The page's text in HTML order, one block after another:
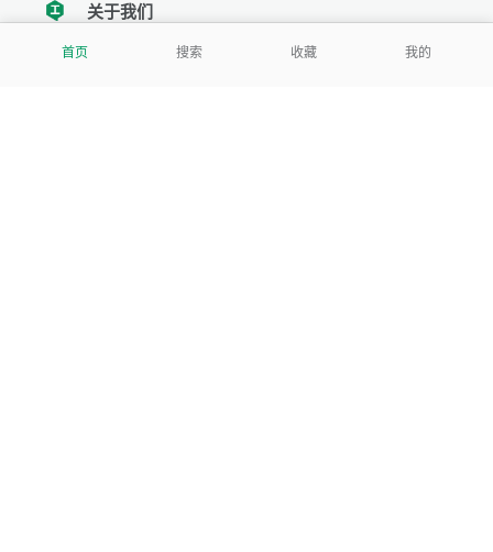
首页 搜索 收藏 我的
tencent关于我们
我们努力把每一个工具做成批量处理的产品